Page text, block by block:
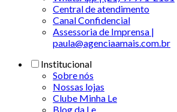
Central de atendimento
Canal Confidencial
Assessoria de Imprensa |
paula@agenciaamais.com.br
Institucional
Sobre nós
Nossas lojas
Clube Minha Le
Blog da Le